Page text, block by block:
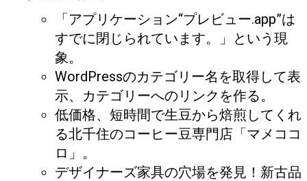
「アプリケーション“プレビュー.app”は
すでに閉じられています。」という現
象。
WordPressのカテゴリー名を取得して表
示、カテゴリーへのリンクを作る。
低価格、短時間で生豆から焙煎してくれ
る北千住のコーヒー豆専門店「マメココ
ロ」。
デザイナーズ家具の穴場を発見！新古品